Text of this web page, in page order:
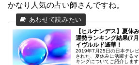
かなり人気の占い師さんですね。
【ヒルナンデス】夏休
運勢ランキング結果(7
イヴルルド遙華！
2019年7月25日の日本テレ
された、夏休みに活躍する
キングについてご紹介しま